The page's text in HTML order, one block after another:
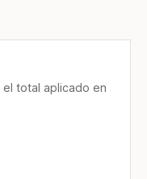
total aplicado en